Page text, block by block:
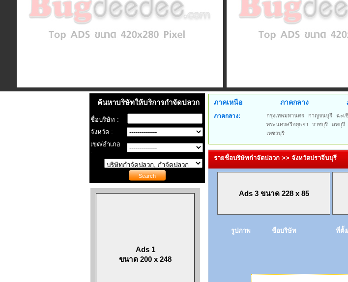
ค้นหาบริษัทให้บริการกำจัดปลวก
ชื่อบริษัท :
จังหวัด :
เขต/อำเภอ
:
Ads 1
ขนาด 200 x 248
ภาคเหนือ ภาคกลาง
ภาคกลาง: กรุงเทพมหานคร กาญจนบุรี ฉะเ
พระนครศรีอยุธยา
ราชบุรี ลพบุรี
เพชรบุรี
รายชื่อบริษัทกำจัดปลวก >> จังหวัดปราจีนบุรี
Ads 3 ขนาด 228 x 85
รูปภาพ ชื่อบริษัท ที่ตั้